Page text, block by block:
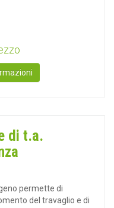
di t.a.
permette di
del travaglio e di